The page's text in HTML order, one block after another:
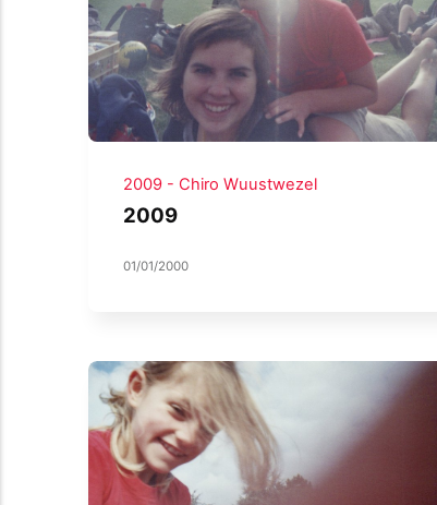
2009 - Chiro Wuustwezel
2009
01/01/2000